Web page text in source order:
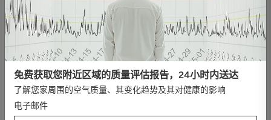
免费获取您附近区域的质量评估报告，24小时内送达
了解您家周围的空气质量、其变化趋势及其对健康的影响
电子邮件